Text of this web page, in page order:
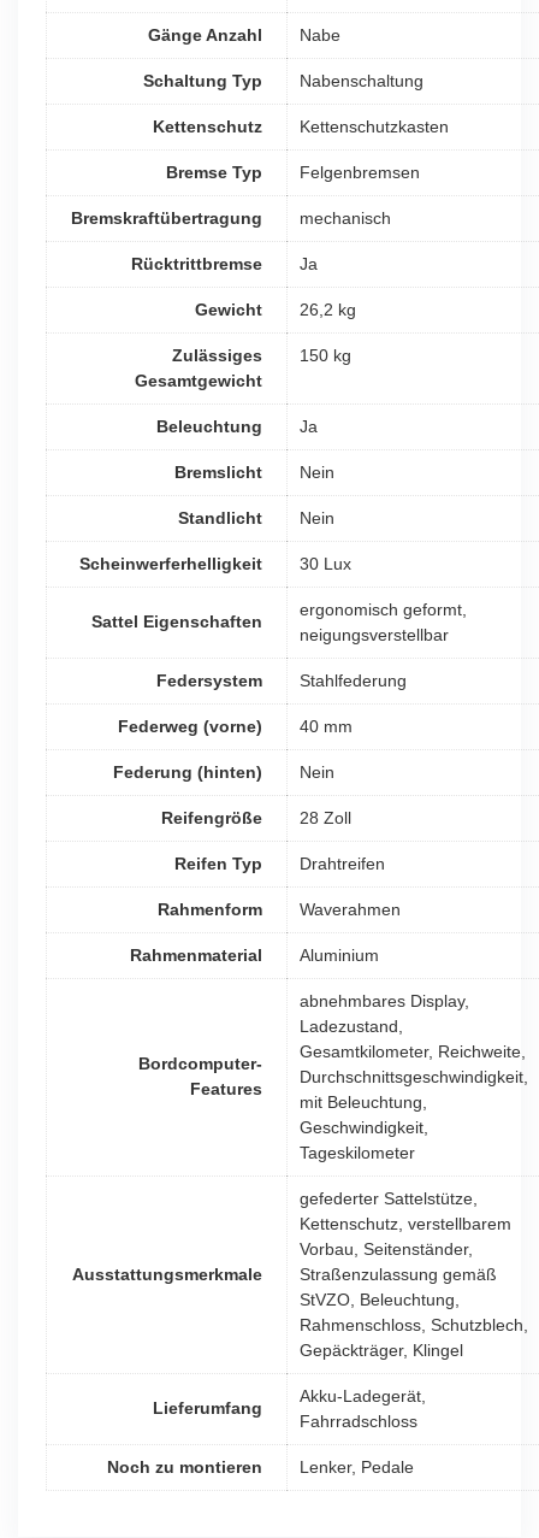
Gänge Anzahl Nabe
Schaltung Typ Nabenschaltung
Kettenschutz Kettenschutzkasten
Bremse Typ Felgenbremsen
Bremskraftübertragung mechanisch
Rücktrittbremse Ja
Gewicht 26,2 kg
Zulässiges
Gesamtgewicht
150 kg
Beleuchtung Ja
Bremslicht Nein
Standlicht Nein
Scheinwerferhelligkeit 30 Lux
Sattel Eigenschaften
ergonomisch geformt,
neigungsverstellbar
Federsystem Stahlfederung
Federweg (vorne) 40 mm
Federung (hinten) Nein
Reifengröße 28 Zoll
Reifen Typ Drahtreifen
Rahmenform Waverahmen
Rahmenmaterial Aluminium
Bordcomputer-
Features
abnehmbares Display,
Ladezustand,
Gesamtkilometer, Reichweite,
Durchschnittsgeschwindigkeit,
mit Beleuchtung,
Geschwindigkeit,
Tageskilometer
Ausstattungsmerkmale
gefederter Sattelstütze,
Kettenschutz, verstellbarem
Vorbau, Seitenständer,
Straßenzulassung gemäß
StVZO, Beleuchtung,
Rahmenschloss, Schutzblech,
Gepäckträger, Klingel
Lieferumfang
Akku-Ladegerät,
Fahrradschloss
Noch zu montieren Lenker, Pedale